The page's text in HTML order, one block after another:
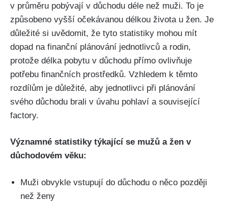
v průměru pobývají v důchodu déle než muži. To je
způsobeno vyšší očekávanou délkou života u žen. Je
důležité si uvědomit, že tyto statistiky mohou mít
dopad na finanční plánování jednotlivců a rodin,
protože délka pobytu v důchodu přímo ovlivňuje
potřebu finančních prostředků. Vzhledem k těmto
rozdílům je důležité, aby jednotlivci při plánování
svého důchodu brali v úvahu pohlaví a související
factory.
Významné statistiky týkající se mužů a žen v
důchodovém věku:
Muži obvykle vstupují do důchodu o něco později
než ženy